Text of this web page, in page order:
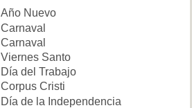
Año Nuevo
Carnaval
Carnaval
Viernes Santo
Día del Trabajo
Corpus Cristi
Día de la Independencia